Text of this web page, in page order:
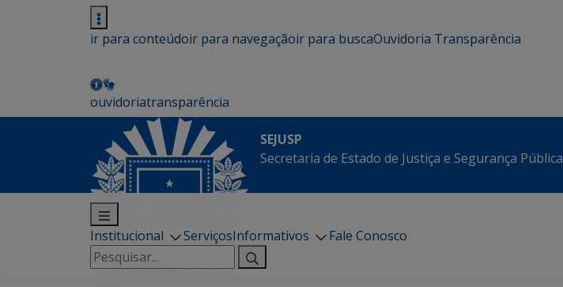
ir para conteúdoir para navegaçãoir para buscaOuvidoria Transparência
ouvidoriatransparência
SEJUSP
Secretaria de Estado de Justiça e Segurança Pública
Institucional ServiçosInformativos
Fale Conosco
Pesquisar
por: